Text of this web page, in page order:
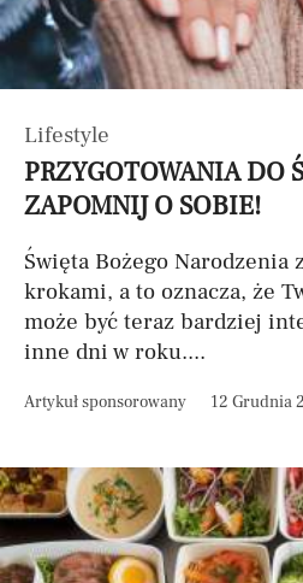
Lifestyle
PRZYGOTOWANIA DO
ZAPOMNIJ O SOBIE!
Święta Bożego
krokami, a to oznacza, że
może być teraz bardziej
inne dni w roku....
Artykuł sponsorowany 12 Grudnia